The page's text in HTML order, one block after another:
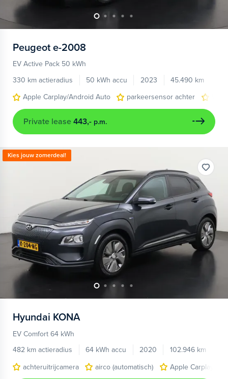
Peugeot e-2008
EV Active Pack 50 kWh
330 km actieradius
50 kWh accu 2023
45.490 km
Apple Carplay/Android Auto
parkeersensor achter
Private lease 443,- p.m.
Kies jouw zomerdeal!
Hyundai KONA
EV Comfort 64 kWh
482 km actieradius
64 kWh accu 2020
102.946 km
achteruitrijcamera
airco (automatisch) Apple Carplay/